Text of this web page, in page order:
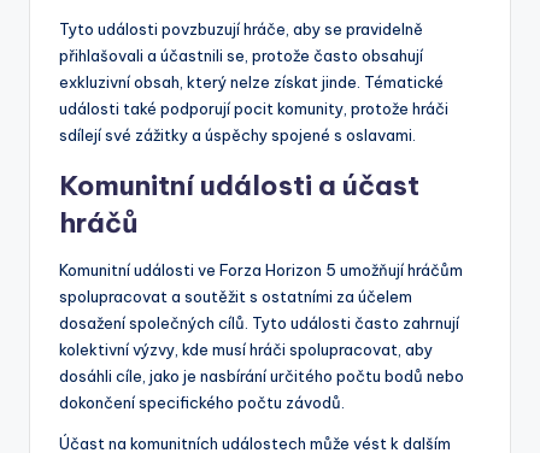
Tyto události povzbuzují hráče, aby se pravidelně
přihlašovali a účastnili se, protože často obsahují
exkluzivní obsah, který nelze získat jinde. Tématické
události také podporují pocit komunity, protože hráči
sdílejí své zážitky a úspěchy spojené s oslavami.
Komunitní události a účast
hráčů
Komunitní události ve Forza Horizon 5 umožňují hráčům
spolupracovat a soutěžit s ostatními za účelem
dosažení společných cílů. Tyto události často zahrnují
kolektivní výzvy, kde musí hráči spolupracovat, aby
dosáhli cíle, jako je nasbírání určitého počtu bodů nebo
dokončení specifického počtu závodů.
Účast na komunitních událostech může vést k dalším